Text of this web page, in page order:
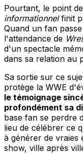
Pourtant, le point
informationnelfinit
Quand un fan
l'attendance de
d'un spectacle
dans sa relation au
Sa sortie sur ce
protège la WWE
le témoignage
profondément sa
base fan se perdre
lieu de célébrer ce
à générer de vraies
show, ville après